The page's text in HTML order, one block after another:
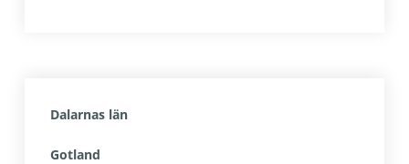
Dalarnas län
Gotland